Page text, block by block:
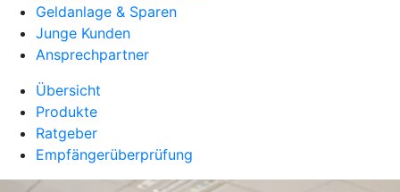
Geldanlage & Sparen
Junge Kunden
Ansprechpartner
Übersicht
Produkte
Ratgeber
Empfängerüberprüfung